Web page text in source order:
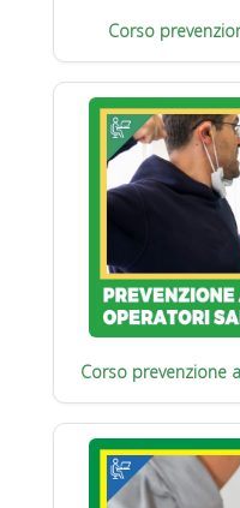
Corso
Corso prevenzione